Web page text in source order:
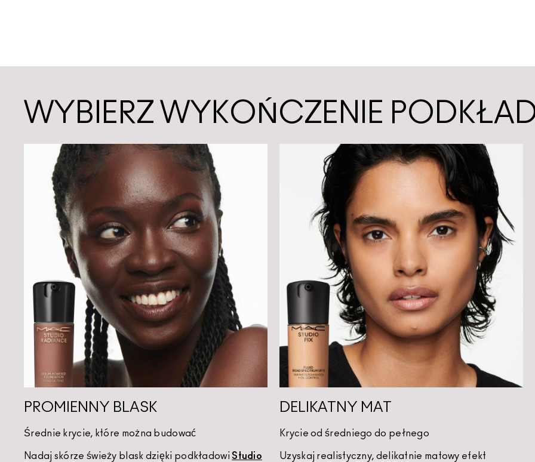
WYBIERZ WYKOŃCZENIE
PROMIENNY BLASK
Średnie krycie, które można budować
Nadaj skórze świeży blask dzięki podkładowi Studio
DELIKATNY MAT
Krycie od średniego do pełnego
Uzyskaj realistyczny, delikatnie matowy efekt